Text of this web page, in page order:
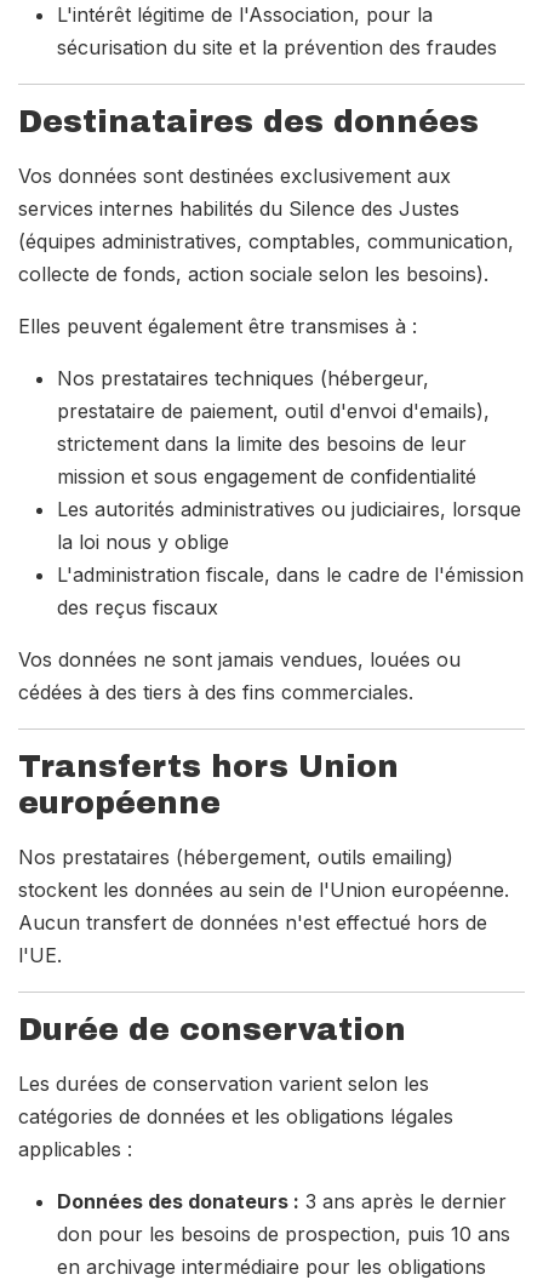
L'intérêt légitime de l'Association, pour la
sécurisation du site et la prévention des fraudes
Destinataires des données
Vos données sont destinées exclusivement aux
services internes habilités du Silence des Justes
(équipes administratives, comptables, communication,
collecte de fonds, action sociale selon les besoins).
Elles peuvent également être transmises à :
Nos prestataires techniques (hébergeur,
prestataire de paiement, outil d'envoi d'emails),
strictement dans la limite des besoins de leur
mission et sous engagement de confidentialité
Les autorités administratives ou judiciaires, lorsque
la loi nous y oblige
L'administration fiscale, dans le cadre de l'émission
des reçus fiscaux
Vos données ne sont jamais vendues, louées ou
cédées à des tiers à des fins commerciales.
Transferts hors Union
européenne
Nos prestataires (hébergement, outils emailing)
stockent les données au sein de l'Union européenne.
Aucun transfert de données n'est effectué hors de
l'UE.
Durée de conservation
Les durées de conservation varient selon les
catégories de données et les obligations légales
applicables :
Données des donateurs : 3 ans après le dernier
don pour les besoins de prospection, puis 10 ans
en archivage intermédiaire pour les obligations